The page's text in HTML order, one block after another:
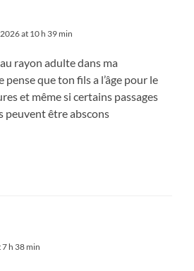
at 10 h 39 min
rayon adulte dans ma
pense que ton fils a l’âge pour le
et même si certains passages
peuvent être abscons
h 38 min